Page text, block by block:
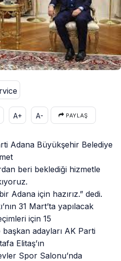
A+ A- PAYLAŞ
Adana Büyükşehir Belediye
beri beklediği hizmetle
Adana için hazırız.” dedi.
31 Mart’ta yapılacak
için 15
adayları AK Parti
Elitaş’ın
Spor Salonu’nda